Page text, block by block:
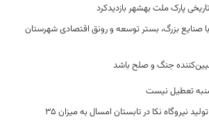
پارک ملت بهشهر بازدیدکرد
با صنایع بزرگ، بستر توسعه و رونق اقتصادی شهرستان
جنگ و صلح باشد
تعطیل نیست
پس از ماه ها توان عملی تولید نیروگاه نکا در تابستان امسال به میزان ۳۵